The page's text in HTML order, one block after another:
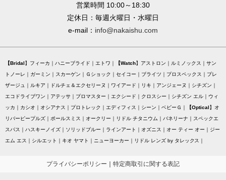
営業時間 10:00～18:30
定休日：毎週火曜日・水曜日
e-mail： info@nakaishu.com
Bridal フィーカ ハニーブライド エトワ Watch アストロン ルミノックス
サン
トノーレ
ガーミン スカーゲン Ｇショック セイコー ブライツ プロスペックス
プレ
ザージュ
ルキア ドルチェ＆エクセリーヌ ワイアード リキ アンジェーヌ
シチズン
エコドライブワン
アテッサ プロマスター エクシード クロスシー シチズン エル
ウィ
ッカ
カシオ オシアナス プロトレック エディフィス シーン ベビーＧ Optical
オ
リバーピープルズ
ポールスミス オークリー リドル チタニウム バネリーナ
スペックエ
スパス
ハスキーノイズ ソリッドブルー ラインアート オズニス オー ティー オー
ジー
エム エス
シルエット キオ ヤマト ニューヨーカー リドル レンズ by タレックス
プライバシーポリシー 特定商取引に関する表記